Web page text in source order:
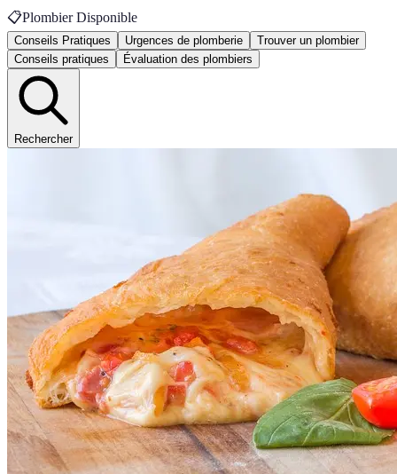
📋Plombier Disponible
Conseils Pratiques Urgences de plomberie
Trouver un plombier
Conseils pratiques
Évaluation des plombiers
Rechercher